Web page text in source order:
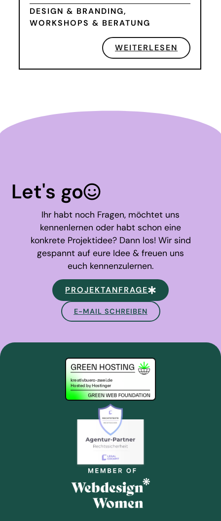
WEITERLESEN
DESIGN & BRANDING,
WORKSHOPS & BERATUNG
Let's go
Ihr habt noch Fragen, möchtet uns
kennenlernen oder habt schon eine
konkrete Projektidee? Dann los! Wir sind
gespannt auf eure Idee & freuen uns
euch kennenzulernen.
PROJEKTANFRAGE
E-MAIL SCHREIBEN